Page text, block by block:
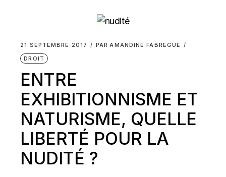
21 SEPTEMBRE 2017 PAR AMANDINE FABRÈGUE
DROIT
ENTRE
EXHIBITIONNISME ET
NATURISME, QUELLE
LIBERTÉ POUR LA
NUDITÉ ?